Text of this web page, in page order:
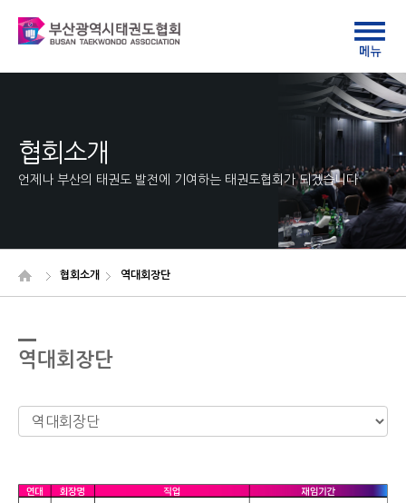
협회소개
언제나 부산의 태권도 발전에 기여하는 태권도협회가 되겠습니다
협회소개 역대회장단
역대회장단